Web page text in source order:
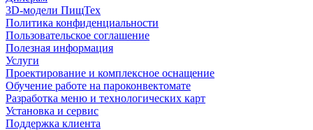
3D-модели ПищТех
Политика конфиденциальности
Пользовательское соглашение
Полезная информация
Услуги
Проектирование и комплексное оснащение
Обучение работе на пароконвектомате
Разработка меню и технологических карт
Установка и сервис
Поддержка клиента